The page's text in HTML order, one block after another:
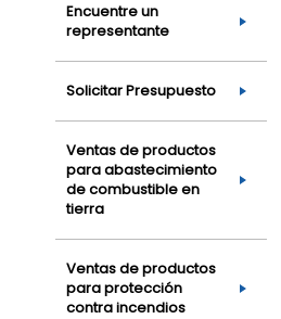
Encuentre un
representante
Solicitar Presupuesto
Ventas de productos
para abastecimiento
de combustible en
tierra
Ventas de productos
para protección
contra incendios